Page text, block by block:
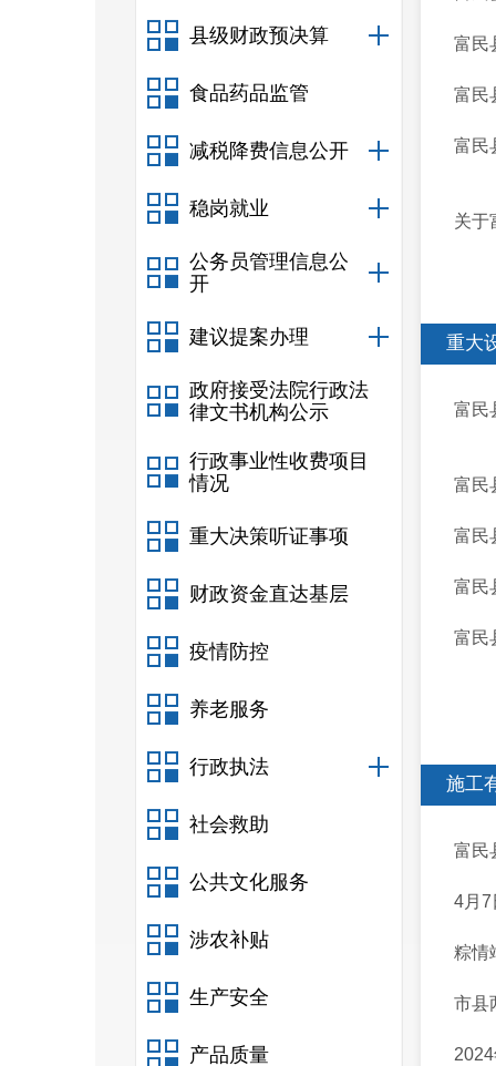
县级财政预决算
食品药品监管
减税降费信息公开
稳岗就业
公务员管理信息公
开
建议提案办理
政府接受法院行政法
律文书机构公示
行政事业性收费项目
情况
重大决策听证事项
财政资金直达基层
疫情防控
养老服务
行政执法
社会救助
公共文化服务
涉农补贴
生产安全
产品质量
富民
富民
富民
关于
重大
富民
富民
富民
富民
富民
施工
富民
4月7
粽情
市县